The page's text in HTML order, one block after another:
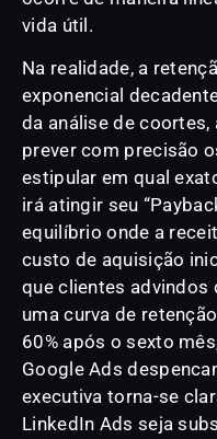
vida útil.
Na realidade, a
exponencial
da análise de
prever com precisão
estipular em qual
irá atingir seu
equilíbrio onde a
custo de aquisição
que clientes advindos
uma curva de
60% após o sexto
Google Ads
executiva torna-se
LinkedIn Ads seja